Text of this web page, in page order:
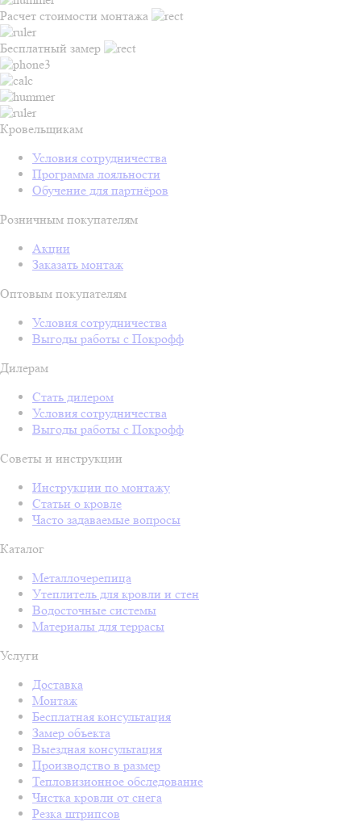
Расчет стоимости монтажа
Бесплатный замер
Кровельщикам
Условия сотрудничества
Программа лояльности
Обучение для партнёров
Розничным покупателям
Акции
Заказать монтаж
Оптовым покупателям
Условия сотрудничества
Выгоды работы с Покрофф
Дилерам
Стать дилером
Условия сотрудничества
Выгоды работы с Покрофф
Советы и инструкции
Инструкции по монтажу
Статьи о кровле
Часто задаваемые вопросы
Каталог
Металлочерепица
Утеплитель для кровли и стен
Водосточные системы
Материалы для террасы
Услуги
Доставка
Монтаж
Бесплатная консультация
Замер объекта
Выездная консультация
Производство в размер
Тепловизионное обследование
Чистка кровли от снега
Резка штрипсов